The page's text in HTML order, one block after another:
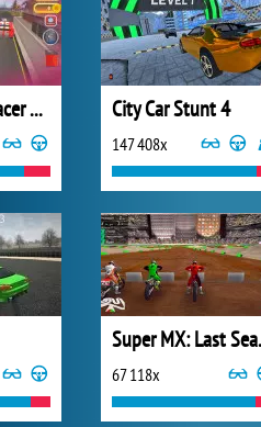
Cartoon Hot Racer 3D City Car Stunt 4
147 408x
67 118x